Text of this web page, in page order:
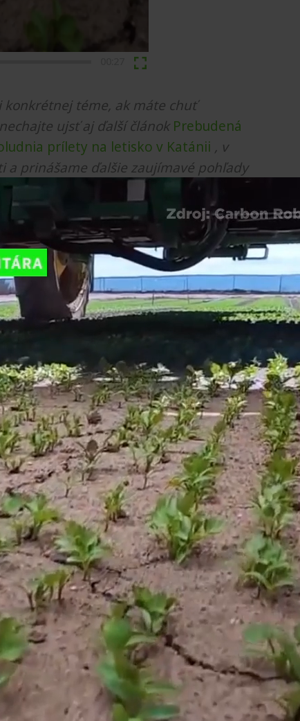
konkrétnej téme, ak máte chuť
ujsť aj ďalší článok Prebudená
prílety na letisko v Katánii , v
a prinášame ďalšie zaujímavé pohľady
Zdieľajte nás
Prihlásiť sa
chybu Pošlite nám tip